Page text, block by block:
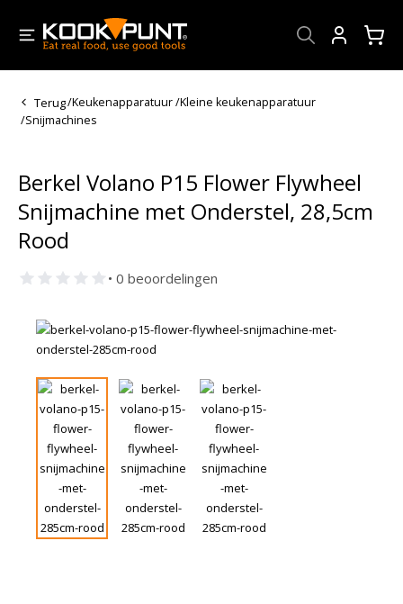
Terug/Keukenapparatuur/Kleine keukenapparatuur
/Snijmachines
Berkel Volano P15 Flower Flywheel
Snijmachine met Onderstel, 28,5cm
Rood
• 0 beoordelingen